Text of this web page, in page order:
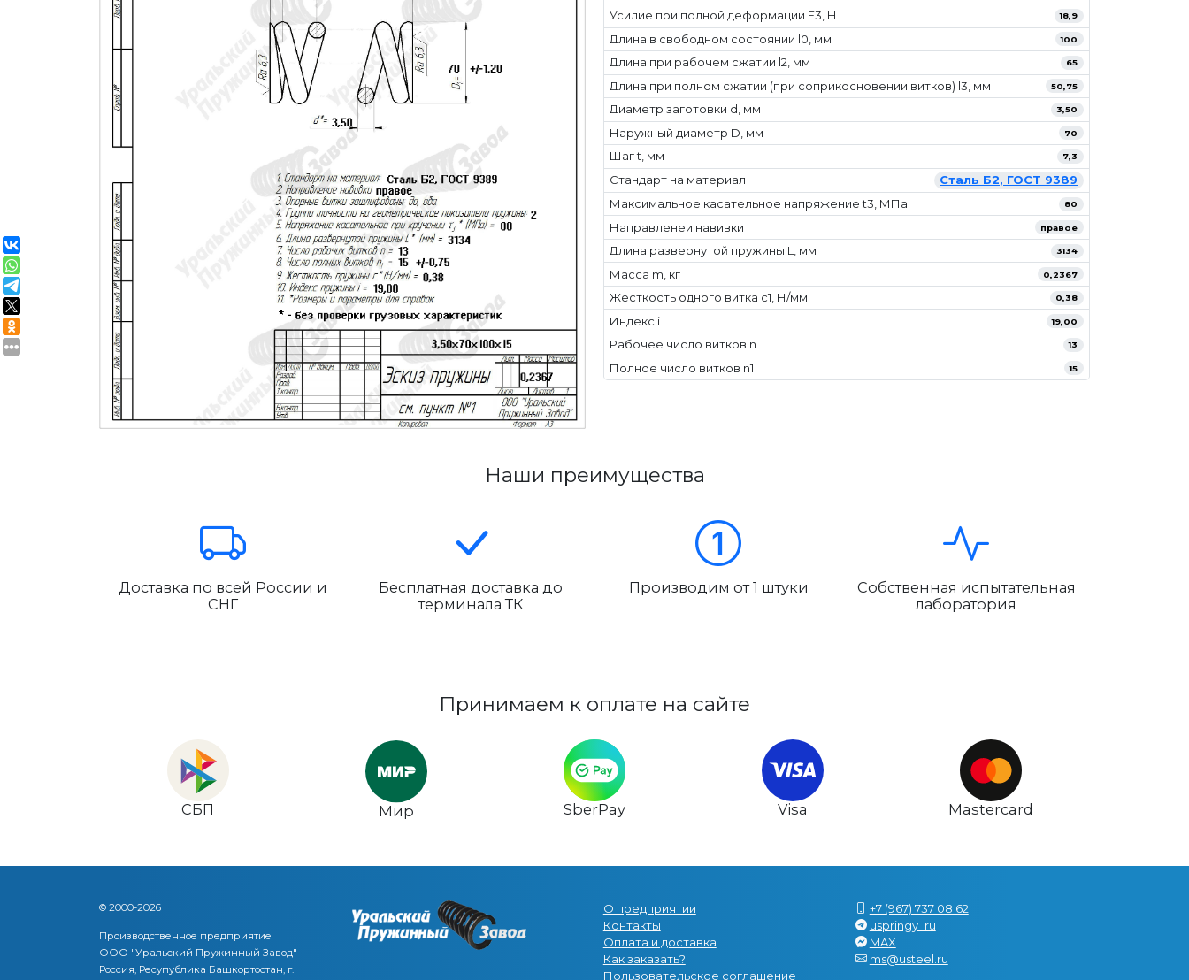
Усилие при полной деформации F3, Н 18,9
Длина в свободном состоянии l0, мм 100
Длина при рабочем сжатии l2, мм 65
Длина при полном сжатии (при соприкосновении витков) l3, мм 50,75
Диаметр заготовки d, мм 3,50
Наружный диаметр D, мм 70
Шаг t, мм 7,3
Стандарт на материал
Сталь Б2, ГОСТ 9389
Максимальное касательное напряжение t3, МПа
80
Направленеи навивки правое
Длина развернутой пружины L, мм 3134
Масса m, кг 0,2367
Жесткость одного витка c1, Н/мм 0,38
Индекс i 19,00
Рабочее число витков n 13
Полное число витков n1 15
Наши преимущества
Доставка по всей России и
СНГ
Бесплатная доставка до
терминала ТК
Производим от 1 штуки
Собственная испытательная
лаборатория
Принимаем к оплате на сайте
СБП Мир SberPay Visa Mastercard
© 2000-2026
Производственное предприятие
ООО "Уральский Пружинный Завод"
Россия, Ресупублика Башкортостан, г.
О предприятии
Контакты
Оплата и доставка
Как заказать?
Пользовательское соглашение
+7 (967) 737 08 62
uspringy_ru
MAX
ms@usteel.ru